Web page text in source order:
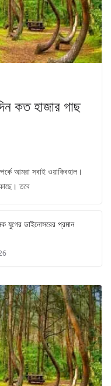
কত হাজার গাছ
আমরা সবাই ওয়াকিবহাল।
তবে
যুগের ডাইনোসরের প্রমান